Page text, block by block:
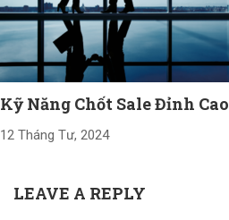
Kỹ Năng Chốt Sale Đỉnh Cao
12 Tháng Tư, 2024
LEAVE A REPLY